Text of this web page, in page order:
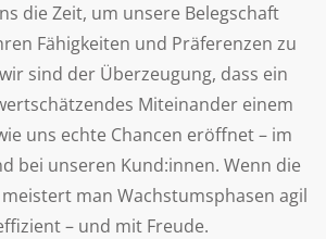
die Zeit, um unsere Belegschaft
Fähigkeiten und Präferenzen zu
sind der Überzeugung, dass ein
Miteinander einem
uns echte Chancen eröffnet – im
bei unseren Kund:innen. Wenn die
man Wachstumsphasen agil
– und mit Freude.